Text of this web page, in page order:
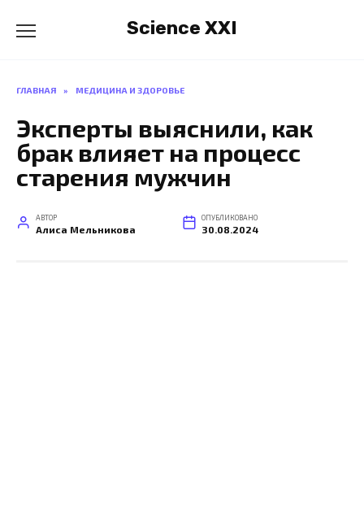
содержанию
Science XXI
ГЛАВНАЯ » МЕДИЦИНА И ЗДОРОВЬЕ
Эксперты выяснили, как
брак влияет на процесс
старения мужчин
АВТОР
Алиса Мельникова
ОПУБЛИКОВАНО
30.08.2024